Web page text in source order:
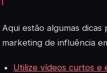
Aqui estão algumas dicas
marketing de influência
Utilize vídeos curtos e